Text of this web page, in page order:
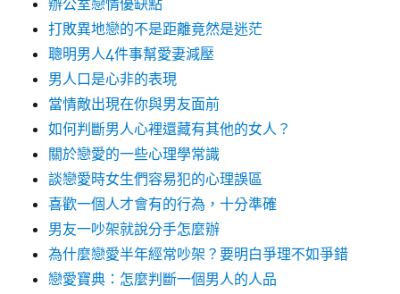
辦公室戀情優缺點
打敗異地戀的不是距離竟然是迷茫
聰明男人4件事幫愛妻減壓
男人口是心非的表現
當情敵出現在你與男友面前
如何判斷男人心裡還藏有其他的女人？
關於戀愛的一些心理學常識
談戀愛時女生們容易犯的心理誤區
喜歡一個人才會有的行為，十分準確
男友一吵架就說分手怎麼辦
為什麼戀愛半年經常吵架？要明白爭理不如爭錯
戀愛寶典：怎麼判斷一個男人的人品